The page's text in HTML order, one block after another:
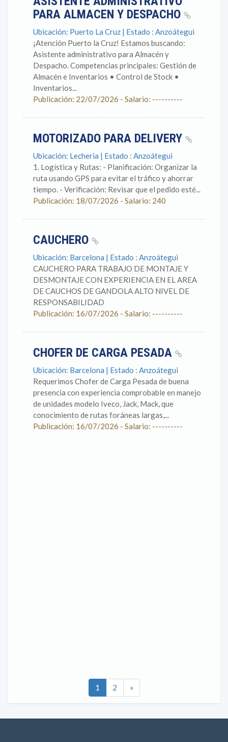
PARA ALMACEN Y DESPACHO
Ubicación: Puerto La Cruz | Estado : Anzoátegui
¡Atención Puerto la Cruz! Estamos buscando:
Asistente administrativo para Almacén y
Despacho. Competencias principales: Gestión de
Almacén e Inventarios • Control de Stock •
Inventarios...
Publicación: 22/07/2026 - Salario: ----------
MOTORIZADO PARA DELIVERY
Ubicación: Lecheria | Estado : Anzoátegui
1. Logística y Rutas: - Planificación: Organizar la
ruta usando GPS para evitar el tráfico y ahorrar
tiempo. - Verificación: Revisar que el pedido esté...
Publicación: 18/07/2026 - Salario: 240
CAUCHERO
Ubicación: Barcelona | Estado : Anzoátegui
CAUCHERO PARA TRABAJO DE MONTAJE Y
DESMONTAJE CON EXPERIENCIA EN EL AREA
DE CAUCHOS DE GANDOLA ALTO NIVEL DE
RESPONSABILIDAD
Publicación: 16/07/2026 - Salario: ----------
CHOFER DE CARGA PESADA
Ubicación: Barcelona | Estado : Anzoátegui
Requerimos Chofer de Carga Pesada de buena
presencia con experiencia comprobable en manejo
de unidades modelo Iveco, Jack, Mack, que
conocimiento de rutas foráneas largas,...
Publicación: 16/07/2026 - Salario: ----------
1 2 »